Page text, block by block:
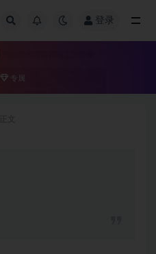
登录
专属